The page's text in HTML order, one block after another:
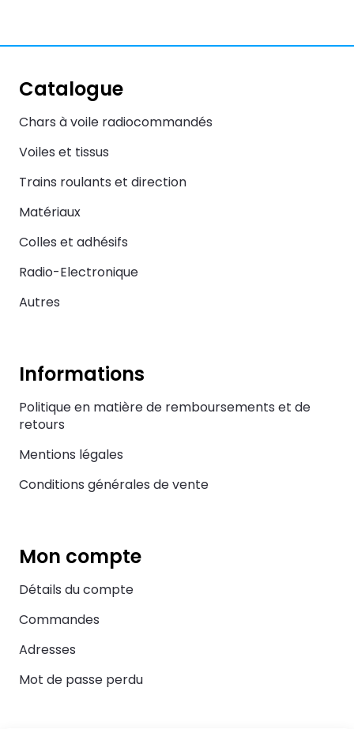
Catalogue
Chars à voile radiocommandés
Voiles et tissus
Trains roulants et direction
Matériaux
Colles et adhésifs
Radio-Electronique
Autres
Informations
Politique en matière de remboursements et de
retours
Mentions légales
Conditions générales de vente
Mon compte
Détails du compte
Commandes
Adresses
Mot de passe perdu